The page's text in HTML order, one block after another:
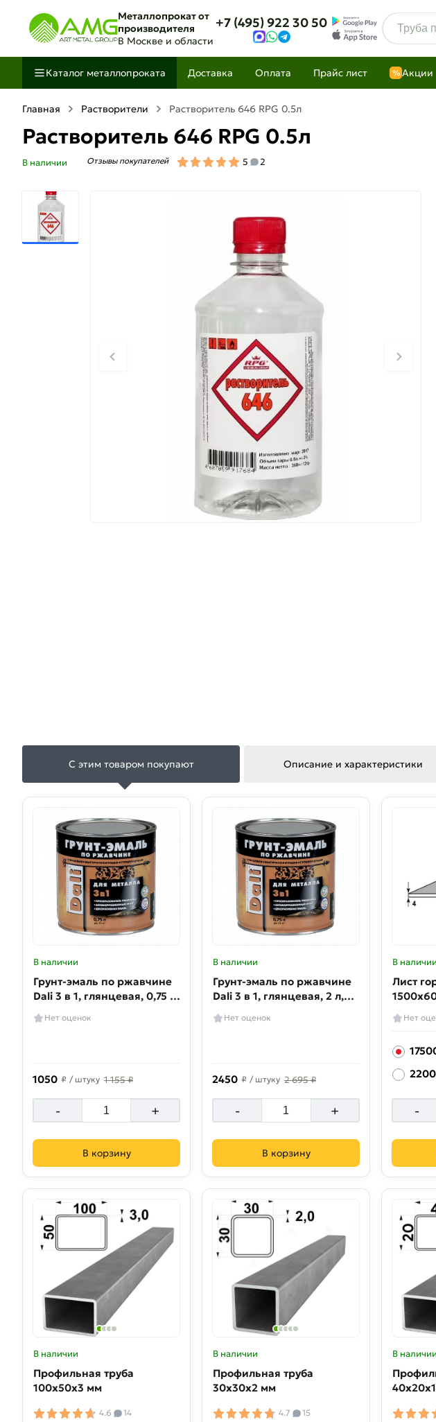
Металлопрокат от
производителя
В Москве и области
+7 (495) 922 30 50
Каталог металлопроката Доставка Оплата Прайс лист % Акции
Главная Растворители Растворитель 646 RPG 0.5л
Растворитель 646 RPG 0.5л
В наличии Отзывы покупателей 5 2
С этим товаром покупают Описание и характеристики
В наличии
Грунт-эмаль по ржавчине
Dali 3 в 1, глянцевая, 0,75 л,
Белый
Нет оценок
1050 ₽ / штуку 1 155 ₽
- +
В корзину
В наличии
Грунт-эмаль по ржавчине
Dali 3 в 1, глянцевая, 2 л,
белая
Нет оценок
2450 ₽ / штуку 2 695 ₽
- +
В корзину
В наличии
Лист
Нет
2200
-
В наличии
Профильная труба
100х50х3 мм
4.6 14
В наличии
Профильная труба
30х30х2 мм
4.7 15
В наличии